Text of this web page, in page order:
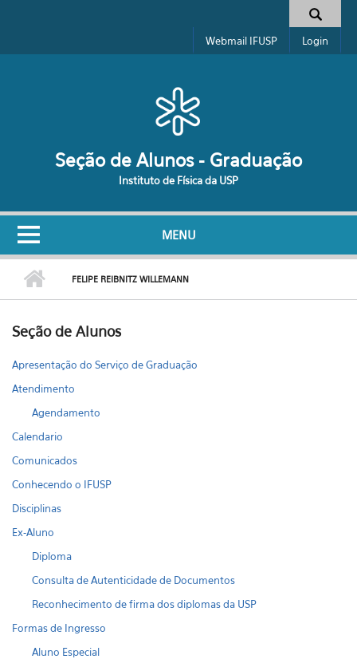
Formulário de busca
Webmail IFUSP Login
Seção de Alunos - Graduação
Instituto de Física da USP
MENU
FELIPE REIBNITZ WILLEMANN
Seção de Alunos
Apresentação do Serviço de Graduação
Atendimento
Agendamento
Calendario
Comunicados
Conhecendo o IFUSP
Disciplinas
Ex-Aluno
Diploma
Consulta de Autenticidade de Documentos
Reconhecimento de firma dos diplomas da USP
Formas de Ingresso
Aluno Especial